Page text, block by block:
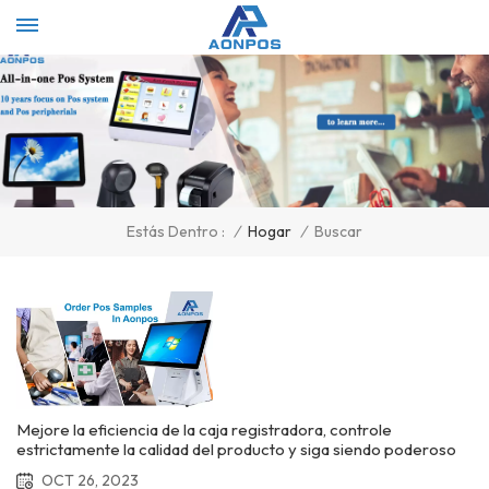
Estás Dentro : / Hogar / Buscar
Mejore la eficiencia de la caja registradora, controle
estrictamente la calidad del producto y siga siendo poderoso
ante el impacto de la temporada de compras.
OCT 26, 2023